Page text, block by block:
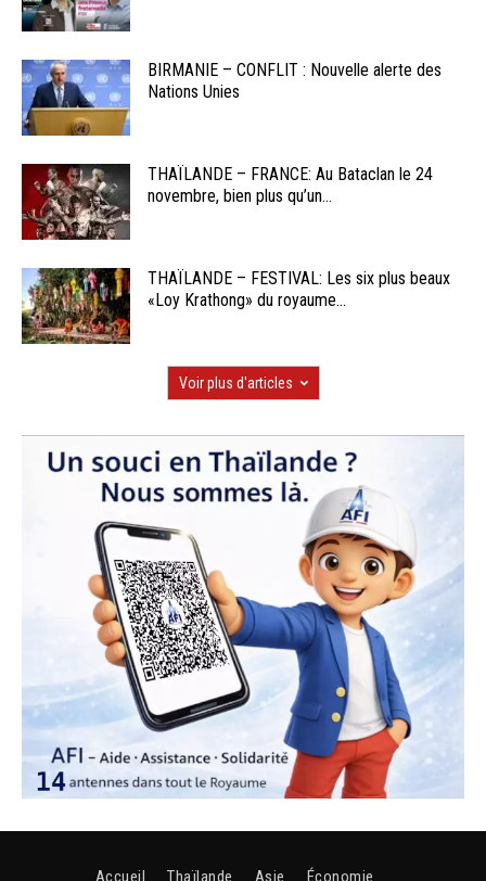
BIRMANIE – CONFLIT : Nouvelle alerte des
Nations Unies
THAÏLANDE – FRANCE: Au Bataclan le 24
novembre, bien plus qu’un...
THAÏLANDE – FESTIVAL: Les six plus beaux
«Loy Krathong» du royaume...
Voir plus d'articles
Accueil Thaïlande Asie Économie